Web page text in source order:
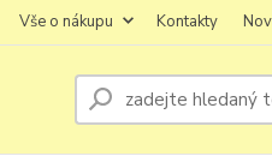
Vše o nákupu Kontakty